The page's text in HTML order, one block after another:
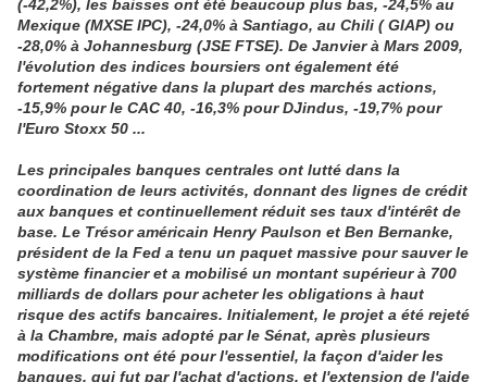
(-42,2%), les baisses ont été beaucoup plus bas, -24,5% au
Mexique (MXSE IPC), -24,0% à Santiago, au Chili ( GIAP) ou
-28,0% à Johannesburg (JSE FTSE). De Janvier à Mars 2009,
l'évolution des indices boursiers ont également été
fortement négative dans la plupart des marchés actions,
-15,9% pour le CAC 40, -16,3% pour DJindus, -19,7% pour
l'Euro Stoxx 50 ...
Les principales banques centrales ont lutté dans la
coordination de leurs activités, donnant des lignes de crédit
aux banques et continuellement réduit ses taux d'intérêt de
base. Le Trésor américain Henry Paulson et Ben Bernanke,
président de la Fed a tenu un paquet massive pour sauver le
système financier et a mobilisé un montant supérieur à 700
milliards de dollars pour acheter les obligations à haut
risque des actifs bancaires. Initialement, le projet a été rejeté
à la Chambre, mais adopté par le Sénat, après plusieurs
modifications ont été pour l'essentiel, la façon d'aider les
banques, qui fut par l'achat d'actions, et l'extension de l'aide